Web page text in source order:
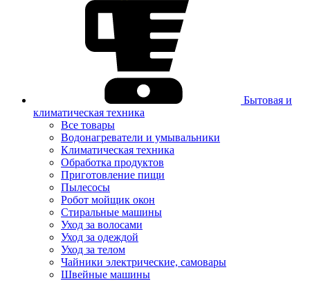
Бытовая и
климатическая техника
Все товары
Водонагреватели и умывальники
Климатическая техника
Обработка продуктов
Приготовление пищи
Пылесосы
Робот мойщик окон
Стиральные машины
Уход за волосами
Уход за одеждой
Уход за телом
Чайники электрические, самовары
Швейные машины